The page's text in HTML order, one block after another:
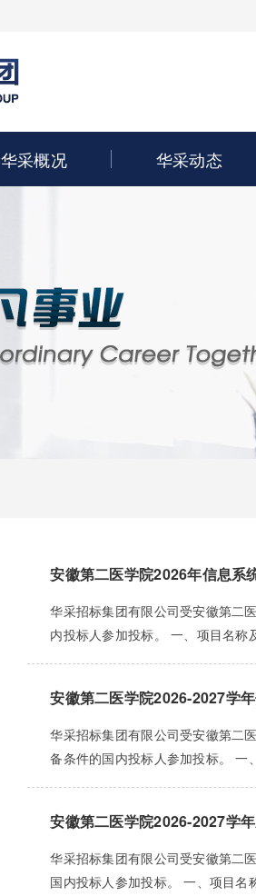
华采概况 华采动态
安徽第二医学院2026年信息系
华采招标集团有限公司受安徽第二
内投标人参加投标。 一、项目名
安徽第二医学院2026-2027学
华采招标集团有限公司受安徽第二
备条件的国内投标人参加投标。
安徽第二医学院2026-2027学
华采招标集团有限公司受安徽第二
国内投标人参加投标。 一、项目